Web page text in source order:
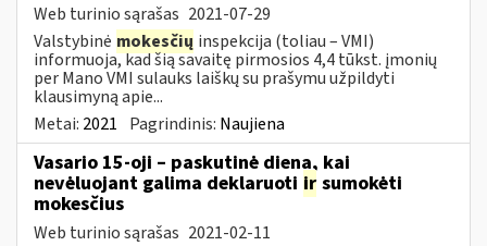
Web turinio sąrašas 2021-07-29
Valstybinė mokesčių inspekcija (toliau – VMI)
informuoja, kad šią savaitę pirmosios 4,4 tūkst. įmonių
per Mano VMI sulauks laiškų su prašymu užpildyti
klausimyną apie...
Metai: 2021 Pagrindinis: Naujiena
Vasario 15-oji – paskutinė diena, kai
nevėluojant galima deklaruoti ir sumokėti
mokesčius
Web turinio sąrašas 2021-02-11